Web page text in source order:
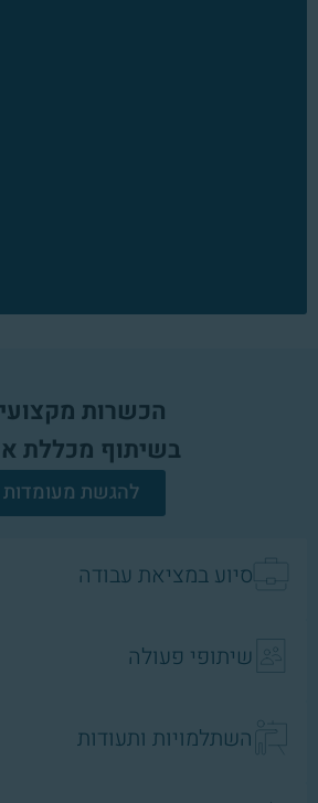
הכשרות
בשיתוף מכללת
להגשת מעומדות
סיוע במציאת עבודה
שיתופי פעולה
השתלמויות ותעודות